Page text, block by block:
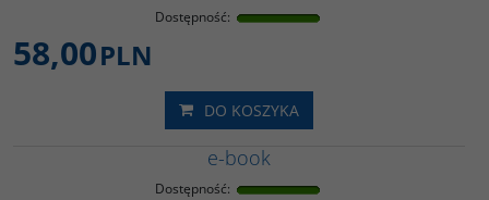
Dostępność:
58,00PLN
DO KOSZYKA
e-book
Dostępność: